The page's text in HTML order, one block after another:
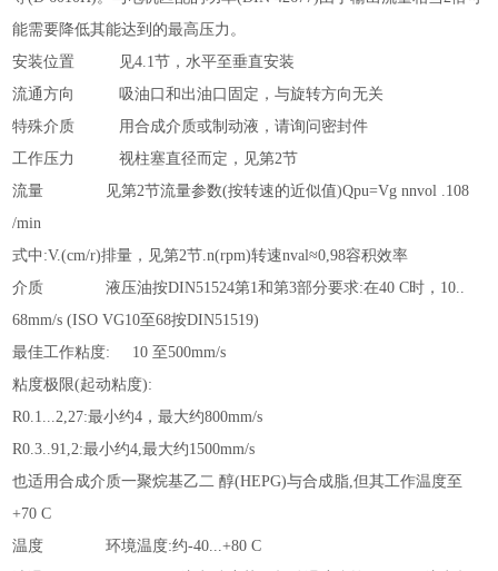
能需要降低其能达到的最高压力。
安装位置
见4.1节，水平至垂直安装
流通方向
吸油口和出油口固定，与旋转方向无关
特殊介质
用合成介质或制动液，请询问密封件
工作压力
视柱塞直径而定，见第2节
流量
见第2节流量参数(按转速的近似值)Qpu=Vg nnvol .108
/min
式中 :V.(cm/r)排量，见第2节.n(rpm)转速nval≈0,98容积效率
介质
液压油按DIN51524第1和第3部分要求:在40 C时，10..
68mm/s (ISO VG10至68按DIN51519)
最佳工作粘度:
10 至500mm/s
粘度极限(起动粘度):
R0.1...2,27:最小约4，最大约800mm/s
R0.3..91,2:最小约4,最大约1500mm/s
也适用合成介质一聚烷基乙二 醇(HEPG)与合成脂,但其工作温度至
+70 C
温度
环境温度:约-40...+80 C